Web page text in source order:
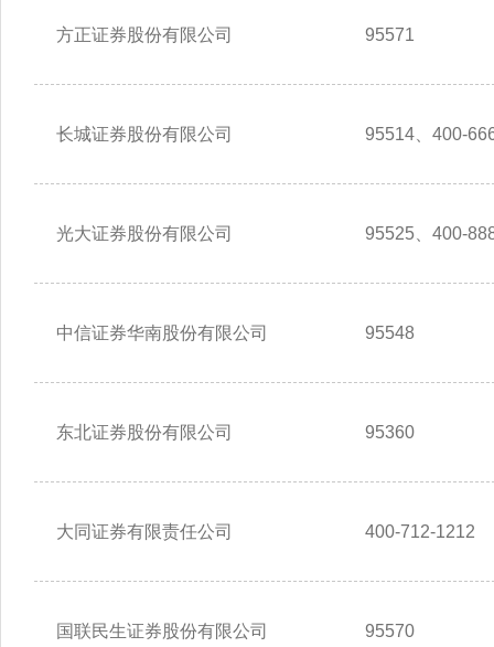
方正证券股份有限公司 95571
长城证券股份有限公司 95514、400-
光大证券股份有限公司 95525、400-
中信证券华南股份有限公司 95548
东北证券股份有限公司 95360
大同证券有限责任公司 400-712-1212
国联民生证券股份有限公司 95570